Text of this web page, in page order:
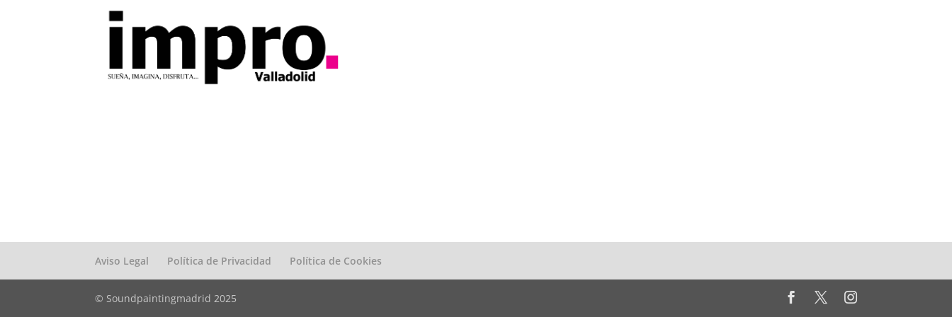
Aviso Legal Política de Privacidad Política de Cookies
© Soundpaintingmadrid 2025